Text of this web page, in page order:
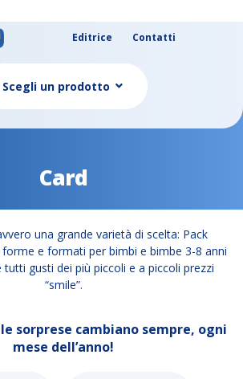
Editrice Contatti
Scegli un prodotto
Card
una grande varietà di scelta: Pack
forme e formati per bimbi e bimbe 3-8 anni
gusti dei più piccoli e a piccoli prezzi
“smile”.
sorprese cambiano sempre, ogni
mese dell’anno!